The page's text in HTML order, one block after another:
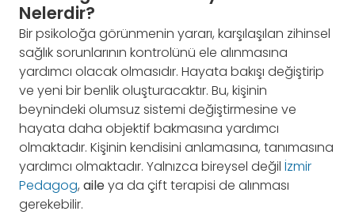
Nelerdir?
Bir psikoloğa görünmenin yararı, karşılaşılan zihinsel
sağlık sorunlarının kontrolünü ele alınmasına
yardımcı olacak olmasıdır. Hayata bakışı değiştirip
ve yeni bir benlik oluşturacaktır. Bu, kişinin
beynindeki olumsuz sistemi değiştirmesine ve
hayata daha objektif bakmasına yardımcı
olmaktadır. Kişinin kendisini anlamasına, tanımasına
yardımcı olmaktadır. Yalnızca bireysel değil İzmir
Pedagog, aileya da çift terapisi de alınması
gerekebilir.